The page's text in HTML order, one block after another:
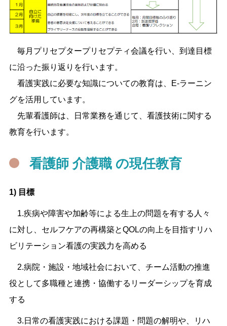
毎月プリセプタープリセプティ会議を行い、到達目標
に沿った振り返りを行います。
看護実践に必要な知識についての教育は、E-ラーニン
グを活用しています。
先輩看護師は、日常業務を通じて、看護技術に関する
教育を行います。
看護師 介護職 の現任教育
1) 目標
1.疾病や障害や加齢等による生上の問題を有する人々
に対し、セルフケアの再構築とQOLの向上を目指すリハ
ビリテーション看護の実践力を高める
2.病院・施設・地域社会において、チーム活動の推進
役として多職種と連携・協働するリーダーシップを育成
する
3.日常の看護実践における課題・問題の解明や、リハ